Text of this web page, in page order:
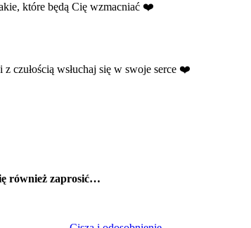
które będą Cię wzmacniać ❤️
czułością wsłuchaj się w swoje serce ❤️
również zaprosić…